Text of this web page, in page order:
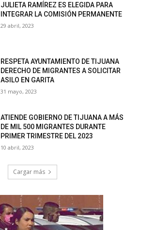
JULIETA RAMÍREZ ES ELEGIDA PARA
INTEGRAR LA COMISIÓN PERMANENTE
29 abril, 2023
RESPETA AYUNTAMIENTO DE TIJUANA
DERECHO DE MIGRANTES A SOLICITAR
ASILO EN GARITA
31 mayo, 2023
ATIENDE GOBIERNO DE TIJUANA A MÁS
DE MIL 500 MIGRANTES DURANTE
PRIMER TRIMESTRE DEL 2023
10 abril, 2023
Cargar más